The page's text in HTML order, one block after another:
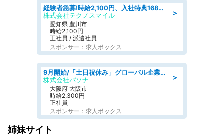
＞
経験者急募!時給2,100円、入社特典168万円の自動車製造業務/トヨタ自動車/tutumi
株式会社テクノスマイル
愛知県 豊川市
時給2,100円
正社員 / 派遣社員
スポンサー：求人ボックス
＞
9月開始/「土日祝休み」グローバル企業での産業保健のお仕事/保健師/高時給/残業なし/服装自由
株式会社パソナ
大阪府 大阪市
時給2,300円
正社員
スポンサー：求人ボックス
姉妹サイト